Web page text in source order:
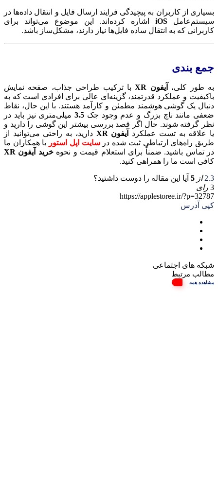
بسیاری از کاربران به پیچیدگی فرایند ارسال فایل و انتقال داده‌ها در
سیستم‌عامل iOS اشاره کرده‌اند. این موضوع می‌تواند برای
کاربرانی که به انتقال ساده فایل‌ها نیاز دارند، مشکل‌ساز باشد.
جمع بندی
به طور کلی، آیفون XR
با ترکیب طراحی جذاب، صفحه نمایش
باکیفیت و عملکرد قدرتمند، گزینه‌ای عالی برای افرادی است که به
دنبال یک گوشی هوشمند مطمئن و کارآمد هستند. با این حال، نقاط
ضعفی مانند ناچ بزرگ و عدم وجود جک 3.5 میلی‌متری نیز باید در
نظر گرفته شوند. حال اگر قصد بررسی بیشتر این گوشی را دارید و
یا علاقه به تست عملکرد
آیفون XR
دارید، به راحتی می‌توانید از
طریق راه‌های ارتباطی ثبت شده درسایت اپل استور
با همکاران ما
در تماس باشید. ضمناً برای استعلام قیمت و نحوهخرید آیفون XR
کافی است ما را همراهی کنید.
2.3 از 5 آیا این مقاله را دوست داشتید؟
3 رای
https://applestoree.ir/?p=32787
کپی آدرس
شبکه های اجتماعی
مطالب مرتبط
مشاهده همه